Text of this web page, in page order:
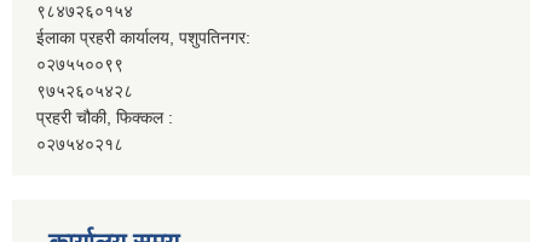
९८४७२६०१५४
ईलाका प्रहरी कार्यालय, पशुपतिनगर:
०२७५५००९९
९७५२६०५४२८
प्रहरी चौकी, फिक्कल :
०२७५४०२१८